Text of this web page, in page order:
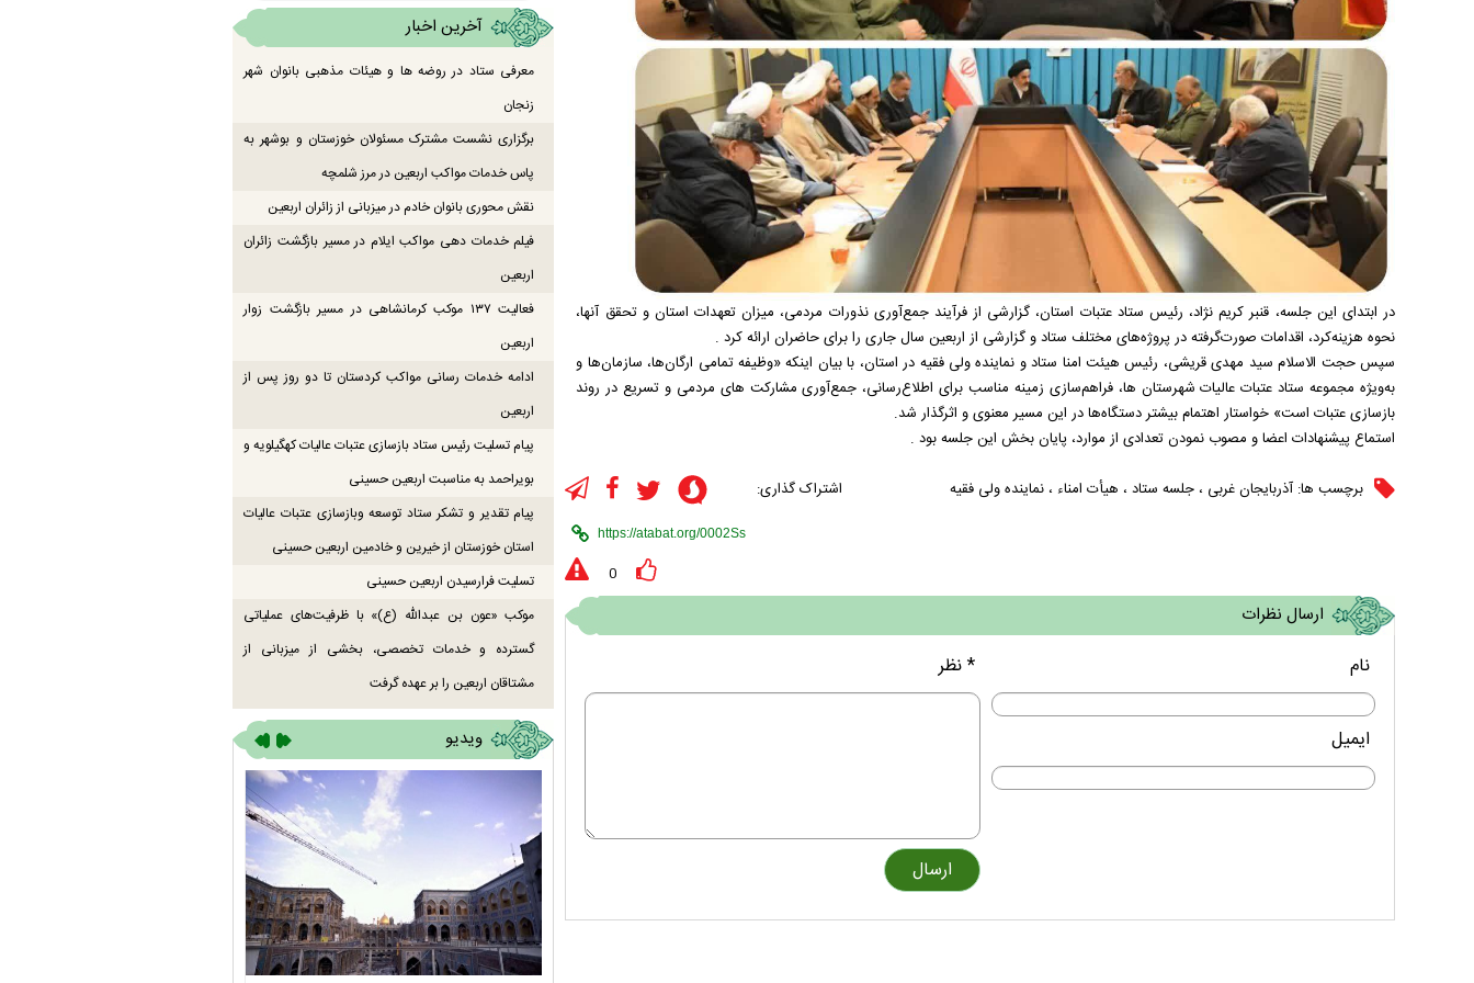
در ابتدای این جلسه، قنبر کریم نژاد، رئیس ستاد عتبات استان، گزارشی از فرآیند جمع‌آوری نذورات مردمی، میزان تعهدات استان و تحقق آنها،
نحوه هزینه‌کرد، اقدامات صورت‌گرفته در پروژه‌های مختلف ستاد و گزارشی از اربعین سال جاری را برای حاضران ارائه کرد .
سپس حجت الاسلام سید مهدی قریشی، رئیس هیئت امنا ستاد و نماینده ولی فقیه در استان، با بیان اینکه «وظیفه تمامی ارگان‌ها، سازمان‌ها و
به‌ویژه مجموعه ستاد عتبات عالیات شهرستان ها، فراهم‌سازی زمینه مناسب برای اطلاع‌رسانی، جمع‌آوری مشارکت های مردمی و تسریع در روند
بازسازی عتبات است» خواستار اهتمام بیشتر دستگاه‌ها در این مسیر معنوی و اثرگذار شد.
استماع پیشنهادات اعضا و مصوب نمودن تعدادی از موارد، پایان بخش این جلسه بود .
برچسب ها: آذربایجان غربی ، جلسه ستاد ، هیأت امناء ، نماینده ولی فقیه اشتراک گذاری:
0
ارسال نظرات
نام
ایمیل
* نظر
آخرین اخبار
معرفی ستاد در روضه ها و هیئات مذهبی بانوان شهر
زنجان
برگزاری نشست مشترک مسئولان خوزستان و بوشهر به
پاس خدمات مواکب اربعین در مرز شلمچه
نقش محوری بانوان خادم در میزبانی از زائران اربعین
فیلم خدمات دهی مواکب ایلام در مسیر بازگشت زائران
اربعین
فعالیت ۱۳۷ موکب کرمانشاهی در مسیر بازگشت زوار
اربعین
ادامه خدمات رسانی مواکب کردستان تا دو روز پس از
اربعین
پیام تسلیت رئیس ستاد بازسازی عتبات عالیات کهگیلویه و
بویراحمد به مناسبت اربعین حسینی
پیام تقدیر و تشکر ستاد توسعه وبازسازی عتبات عالیات
استان خوزستان از خیرین و خادمین اربعین حسینی
تسلیت فرارسیدن اربعین حسینی
موکب «عون بن عبدالله (ع)» با ظرفیت‌های عملیاتی
گسترده و خدمات تخصصی، بخشی از میزبانی از
مشتاقان اربعین را بر عهده گرفت
ویدیو